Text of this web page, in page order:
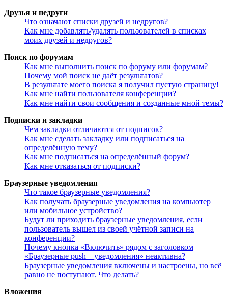
Друзья и недруги
Что означают списки друзей и недругов?
Как мне добавлять/удалять пользователей в списках
моих друзей и недругов?
Поиск по форумам
Как мне выполнить поиск по форуму или форумам?
Почему мой поиск не даёт результатов?
В результате моего поиска я получил пустую страницу!
Как мне найти пользователя конференции?
Как мне найти свои сообщения и созданные мной темы?
Подписки и закладки
Чем закладки отличаются от подписок?
Как мне сделать закладку или подписаться на
определённую тему?
Как мне подписаться на определённый форум?
Как мне отказаться от подписки?
Браузерные уведомления
Что такое браузерные уведомления?
Как получать браузерные уведомления на компьютер
или мобильное устройство?
Будут ли приходить браузерные уведомления, если
пользователь вышел из своей учётной записи на
конференции?
Почему кнопка «Включить» рядом с заголовком
«Браузерные push—уведомления» неактивна?
Браузерные уведомления включены и настроены, но всё
равно не поступают. Что делать?
Вложения